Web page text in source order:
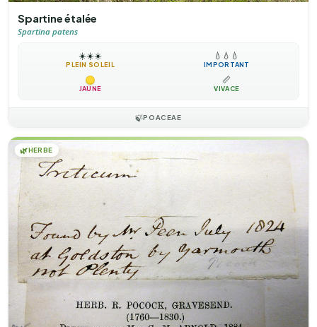
Spartine étalée
Spartina patens
☀️☀️☀️
PLEIN SOLEIL
💧 💧 💧
IMPORTANT
JAUNE
📏
VIVACE
🍃POACEAE
🌿HERBE